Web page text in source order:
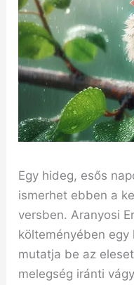
Egy hideg, esős
ismerhet ebben a
versben. Aranyosi
költeményében egy
mutatja be az
melegség iránti